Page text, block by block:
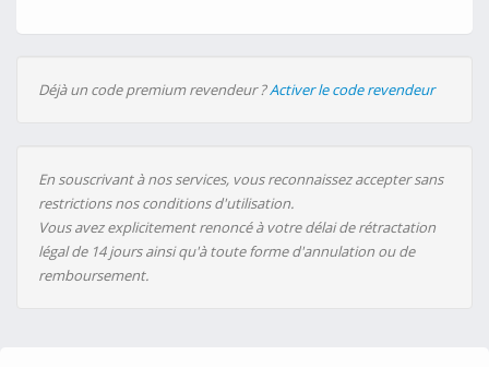
Déjà un code premium revendeur ?Activer le code revendeur
En souscrivant à nos services, vous reconnaissez accepter sans
restrictions nos conditions d'utilisation.
Vous avez explicitement renoncé à votre délai de rétractation
légal de 14 jours ainsi qu'à toute forme d'annulation ou de
remboursement.